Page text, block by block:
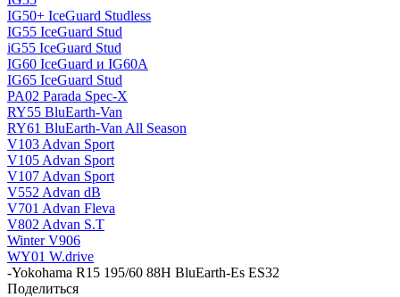
IG50+ IceGuard Studless
IG55 IceGuard Stud
iG55 IceGuard Stud
IG60 IceGuard и IG60A
IG65 IceGuard Stud
PA02 Parada Spec-X
RY55 BluEarth-Van
RY61 BluEarth-Van All Season
V103 Advan Sport
V105 Advan Sport
V107 Advan Sport
V552 Advan dB
V701 Advan Fleva
V802 Advan S.T
Winter V906
WY01 W.drive
-Yokohama R15 195/60 88H BluEarth-Es ES32
Поделиться